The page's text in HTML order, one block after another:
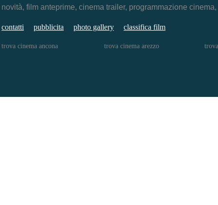
novità, film anteprime, cinema trailer, programmazione
contatti pubblicita photo gallery classifica film
trova cinema ancona trova cinema arezzo